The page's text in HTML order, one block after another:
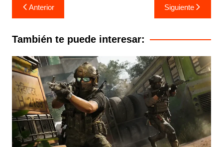
Navegación
de
entradas
Anterior Siguiente
También te puede interesar: